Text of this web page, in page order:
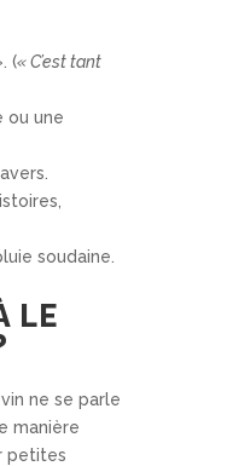
(« C’est tant
ou une
soudaine.
LE
ne se parle
manière
petites